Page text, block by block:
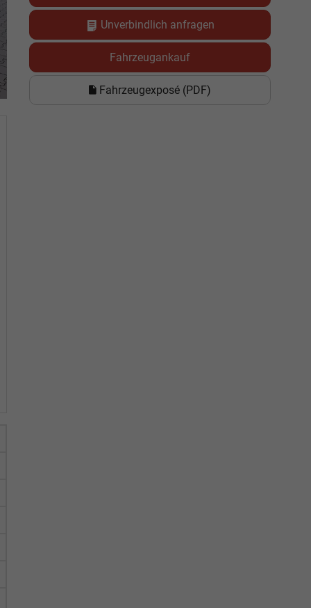
Unverbindlich anfragen
Fahrzeugankauf
Fahrzeugexposé (PDF)